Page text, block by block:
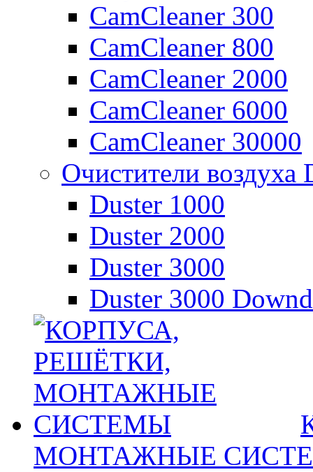
CamCleaner 300
CamCleaner 800
CamCleaner 2000
CamCleaner 6000
CamCleaner 30000
Очистители воздуха
Duster 1000
Duster 2000
Duster 3000
Duster 3000
МОНТАЖНЫЕ